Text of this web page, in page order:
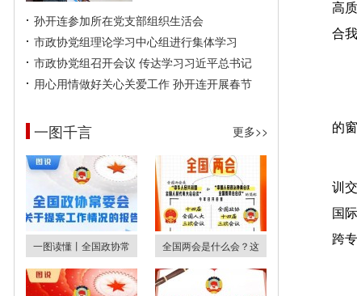
孙开连参加所在党支部组织生活会
市政协党组理论学习中心组进行集体学习
市政协党组召开会议 传达学习习近平总书记
用心用情做好关心关爱工作 孙开连开展春节
一图千言 更多>>
一图读懂丨全国政协常 全国两会是什么会？这
高
合
的
训
国
跨